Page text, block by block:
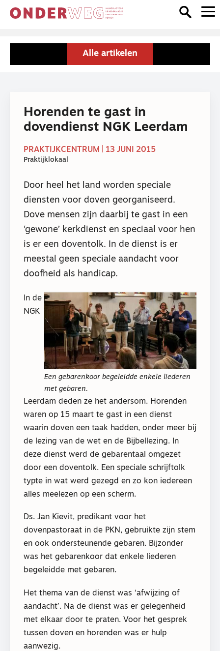
Alle artikelen
Horenden te gast in
dovendienst NGK Leerdam
PRAKTIJKCENTRUM | 13 JUNI 2015
Praktijklokaal
Door heel het land worden speciale
diensten voor doven georganiseerd.
Dove mensen zijn daarbij te gast in een
‘gewone’ kerkdienst en speciaal voor hen
is er een doventolk. In de dienst is er
meestal geen speciale aandacht voor
doofheid als handicap.
Een gebarenkoor begeleidde enkele liederen
met gebaren.
In de
NGK
Leerdam deden ze het andersom. Horenden
waren op 15 maart te gast in een dienst
waarin doven een taak hadden, onder meer bij
de lezing van de wet en de Bijbellezing. In
deze dienst werd de gebarentaal omgezet
door een doventolk. Een speciale schrijftolk
typte in wat werd gezegd en zo kon iedereen
alles meelezen op een scherm.
Ds. Jan Kievit, predikant voor het
dovenpastoraat in de PKN, gebruikte zijn stem
en ook ondersteunende gebaren. Bijzonder
was het gebarenkoor dat enkele liederen
begeleidde met gebaren.
Het thema van de dienst was ‘afwijzing of
aandacht’. Na de dienst was er gelegenheid
met elkaar door te praten. Voor het gesprek
tussen doven en horenden was er hulp
aanwezig.